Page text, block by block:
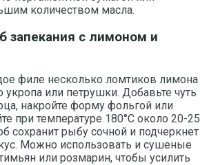
количеством масла.
запекания с лимоном и
филе несколько ломтиков лимона
укропа или петрушки. Добавьте чуть
накройте форму фольгой или
при температуре 180°C около 20-25
сохранит рыбу сочной и подчеркнет
Можно использовать и сушеные
или розмарин, чтобы усилить